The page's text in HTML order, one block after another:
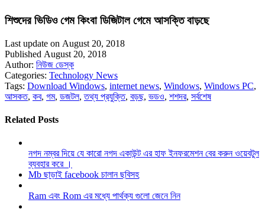
শিশুদের ভিডিও গেম কিংবা ডিজিটাল গেমে আসক্তি বাড়ছে
Last update on August 20, 2018
Published August 20, 2018
Author: নিউজ ডেস্ক
Categories: Technology News
Tags: Download Windows, internet news, Windows, Windows PC,
আসকত, কব, গম, ডজটল,তথ্য প্রযুক্তি, বড়ছ, ভডও, শশদর, সর্বশেষ
Related Posts
নগদ নম্বর দিয়ে যে কারো নগদ একাউন্ট এর হাফ ইনফরমেশন বের করুন ওয়েবটুল
ব্যবহার করে ।
Mb ছাড়াই facebook চালান ছবিসহ
Ram এবং Rom এর মধ্যে পার্থক্য গুলো জেনে নিন